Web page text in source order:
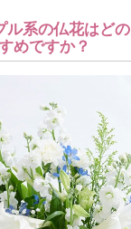
ル系の仏花はど
めですか？